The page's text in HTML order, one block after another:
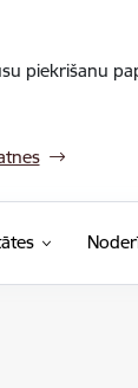
piekrišanu